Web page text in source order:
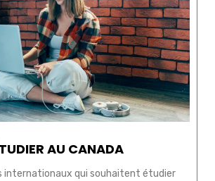
AU CANADA
internationaux qui souhaitent étudier